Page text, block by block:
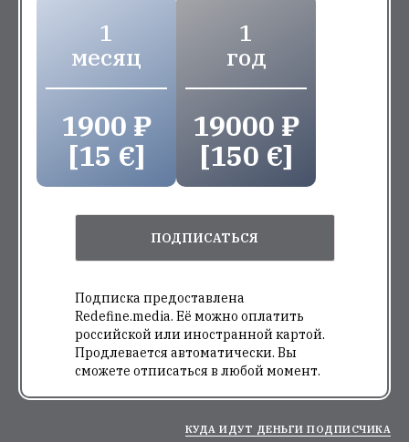
1
месяц
1900 ₽
[15 €]
1
год
19000 ₽
[150 €]
ПОДПИСАТЬСЯ
Подписка предоставлена
Redefine.media. Её можно оплатить
российской или иностранной картой.
Продлевается автоматически. Вы
сможете отписаться в любой момент.
КУДА ИДУТ ДЕНЬГИ ПОДПИСЧИКА